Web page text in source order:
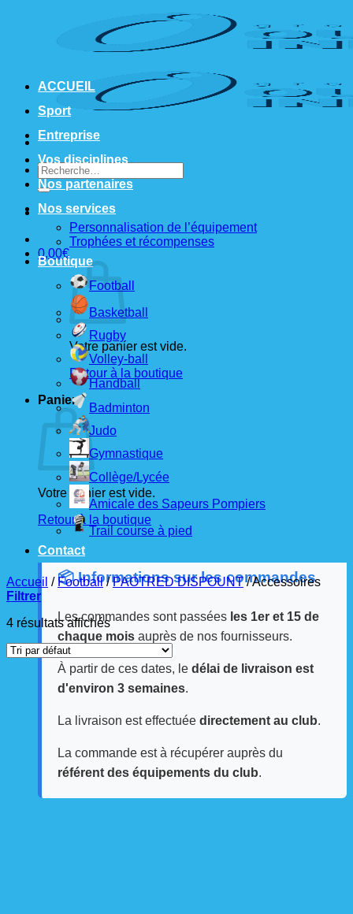
Recherche
pour :
0,00€
Votre panier est vide.
Retour à la boutique
Panier
Votre panier est vide.
Retour à la boutique
📦 Informations sur les commandes
Les commandes sont passées les 1er et 15 de
chaque mois auprès de nos fournisseurs.
À partir de ces dates, le délai de livraison est
d'environ 3 semaines.
La livraison est effectuée directement au club.
La commande est à récupérer auprès du
référent des équipements du club.
ACCUEIL
Sport
Entreprise
Vos disciplines
Nos partenaires
Nos services
Personnalisation de l’équipement
Trophées et récompenses
Boutique
Football
Basketball
Rugby
Volley-ball
Handball
Badminton
Judo
Gymnastique
Collège/Lycée
Amicale des Sapeurs Pompiers
Trail course à pied
Contact
Accueil / Football / PAOTRED DISPOUNT /Accessoires
Filtrer
4 résultats affichés